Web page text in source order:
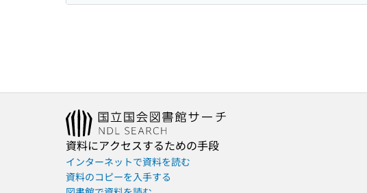
資料にアクセスするための手段
インターネットで資料を読む
資料のコピーを入手する